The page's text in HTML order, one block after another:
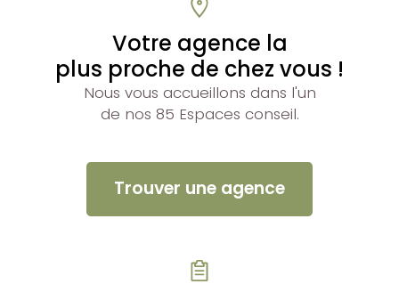
Votre agence la
plus proche de chez vous !
Nous vous accueillons dans l'un
de nos 85 Espaces conseil.
Trouver une agence